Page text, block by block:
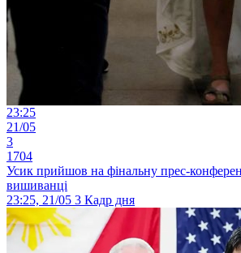
23:25
21/05
3
1704
Усик прийшов на фінальну прес-
вишиванці
23:25, 21/05 3 Кадр дня